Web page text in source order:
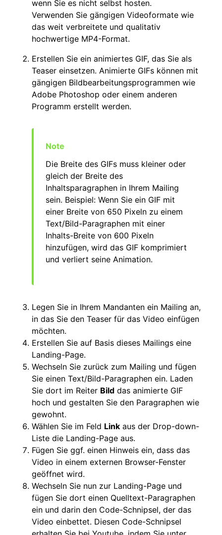
wenn Sie es nicht selbst hosten.
Verwenden Sie gängigen Videoformate wie
das weit verbreitete und qualitativ
hochwertige MP4-Format.
Erstellen Sie ein animiertes GIF, das Sie als
Teaser einsetzen. Animierte GIFs können mit
gängigen Bildbearbeitungsprogrammen wie
Adobe Photoshop oder einem anderen
Programm erstellt werden.
Die Breite des GIFs muss kleiner oder
gleich der Breite des
Inhaltsparagraphen in Ihrem Mailing
sein. Beispiel: Wenn Sie ein GIF mit
einer Breite von 650 Pixeln zu einem
Text/Bild-Paragraphen mit einer
Inhalts-Breite von 600 Pixeln
hinzufügen, wird das GIF komprimiert
und verliert seine Animation.
Legen Sie in Ihrem Mandanten ein Mailing an,
in das Sie den Teaser für das Video einfügen
möchten.
Erstellen Sie auf Basis dieses Mailings eine
Landing-Page.
Wechseln Sie zurück zum Mailing und fügen
Sie einen Text/Bild-Paragraphen ein. Laden
Sie dort im Reiter Bild das animierte GIF
hoch und gestalten Sie den Paragraphen wie
gewohnt.
Wählen Sie im Feld Link aus der Drop-down-
Liste die Landing-Page aus.
Fügen Sie ggf. einen Hinweis ein, dass das
Video in einem externen Browser-Fenster
geöffnet wird.
Wechseln Sie nun zur Landing-Page und
fügen Sie dort einen Quelltext-Paragraphen
ein und darin den Code-Schnipsel, der das
Video einbettet. Diesen Code-Schnipsel